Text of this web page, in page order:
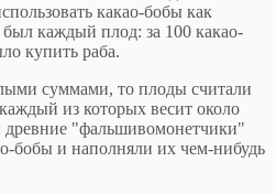
какао-бобы как
был каждый плод: за 100 какао-
купить раба.
суммами, то плоды считали
из которых весит около
древние "фальшивомонетчики"
бобы и наполняли их чем-нибудь